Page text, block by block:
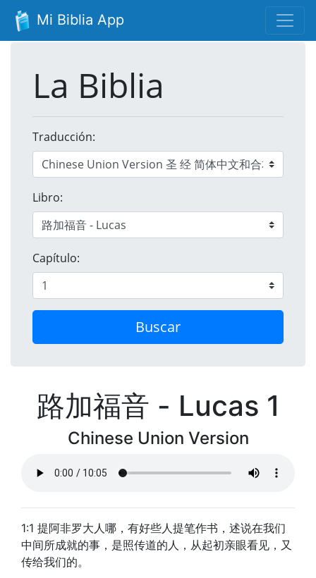
Mi Biblia App
La Biblia
Traducción:
Libro:
Capítulo:
Buscar
路加福音 - Lucas 1
Chinese Union Version
1:1 提阿非罗大人哪，有好些人提笔作书，述说在我们
中间所成就的事，是照传道的人，从起初亲眼看见，又
传给我们的。